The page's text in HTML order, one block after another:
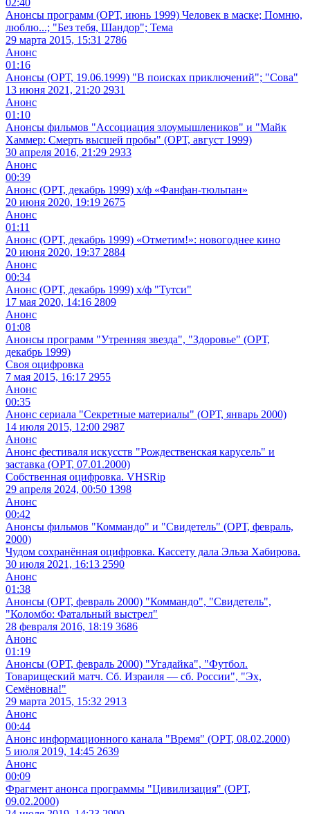
Анонсы программ (ОРТ, июнь 1999) Человек в маске; Помню,
люблю...; "Без тебя, Шандор"; Тема
29 марта 2015, 15:31 2786
Анонс
01:16
Анонсы (ОРТ, 19.06.1999) "В поисках приключений"; "Сова"
13 июня 2021, 21:20 2931
Анонс
01:10
Анонсы фильмов "Ассоциация злоумышлеников" и "Майк
Хаммер: Смерть высшей пробы" (ОРТ, август 1999)
30 апреля 2016, 21:29 2933
Анонс
00:39
Анонс (ОРТ, декабрь 1999) х/ф «Фанфан-тюльпан»
20 июня 2020, 19:19 2675
Анонс
01:11
Анонс (ОРТ, декабрь 1999) «Отметим!»: новогоднее кино
20 июня 2020, 19:37 2884
Анонс
00:34
Анонс (ОРТ, декабрь 1999) х/ф "Тутси"
17 мая 2020, 14:16 2809
Анонс
01:08
Анонсы программ "Утренняя звезда", "Здоровье" (ОРТ,
декабрь 1999)
Своя оцифровка
7 мая 2015, 16:17 2955
Анонс
00:35
Анонс сериала "Секретные материалы" (ОРТ, январь 2000)
14 июля 2015, 12:00 2987
Анонс
Анонс фестиваля искусств "Рождественская карусель" и
заставка (ОРТ, 07.01.2000)
Собственная оцифровка. VHSRip
29 апреля 2024, 00:50 1398
Анонс
00:42
Анонсы фильмов "Коммандо" и "Свидетель" (ОРТ, февраль,
2000)
Чудом сохранённая оцифровка. Кассету дала Эльза Хабирова.
30 июля 2021, 16:13 2590
Анонс
01:38
Анонсы (ОРТ, февраль 2000) "Коммандо", "Свидетель",
"Коломбо: Фатальный выстрел"
28 февраля 2016, 18:19 3686
Анонс
01:19
Анонсы (ОРТ, февраль 2000) "Угадайка", "Футбол.
Товарищеский матч. Сб. Израиля — сб. России", "Эх,
Семёновна!"
29 марта 2015, 15:32 2913
Анонс
00:44
Анонс информационного канала "Время" (ОРТ, 08.02.2000)
5 июля 2019, 14:45 2639
Анонс
00:09
Фрагмент анонса программы "Цивилизация" (ОРТ,
09.02.2000)